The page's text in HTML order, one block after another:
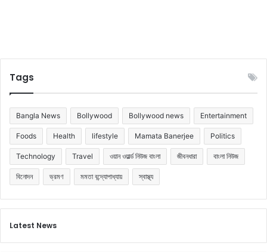
ক্ত
Tags
Bangla News Bollywood Bollywood news Entertainment
Foods Health lifestyle Mamata Banerjee Politics
Technology Travel ওয়ান ওয়ার্ল্ড নিউজ বাংলা জীবনধারা বাংলা নিউজ
বিনোদন ভ্রমণ মমতা বন্দ্যোপাধ্যায় স্বাস্থ্য
Latest News